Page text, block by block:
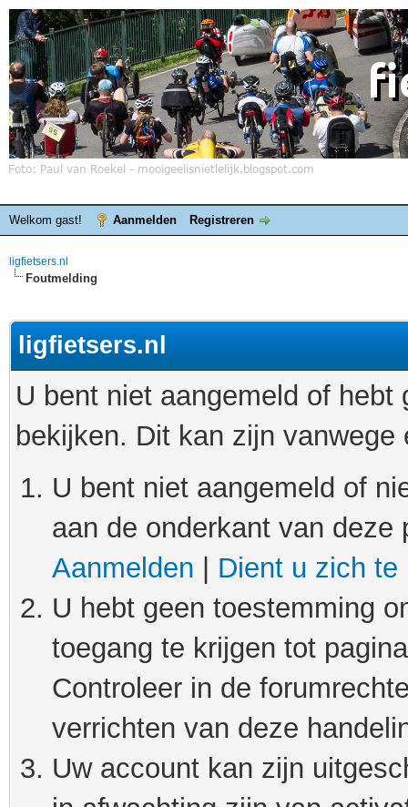
Welkom gast! Aanmelden Registreren
ligfietsers.nl
Foutmelding
ligfietsers.nl
U bent niet aangemeld of
bekijken. Dit kan zijn
U bent niet aangemeld of
aan de onderkant van
Aanmelden
Dient u zich te
U hebt geen toestemming
toegang te krijgen tot
Controleer in de
verrichten van deze
Uw account kan zijn